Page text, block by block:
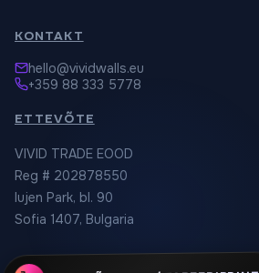
KONTAKT
hello@vividwalls.eu
+359 88 333 5778
ETTEVÕTE
VIVID TRADE EOOD
Reg # 202878550
Iujen Park, bl. 90
Sofia 1407, Bulgaria